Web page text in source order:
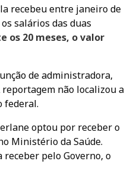
recebeu entre janeiro de
salários das duas
os 20 meses, o valor
de administradora,
reportagem não localizou a
federal.
optou por receber o
Ministério da Saúde.
receber pelo Governo, o